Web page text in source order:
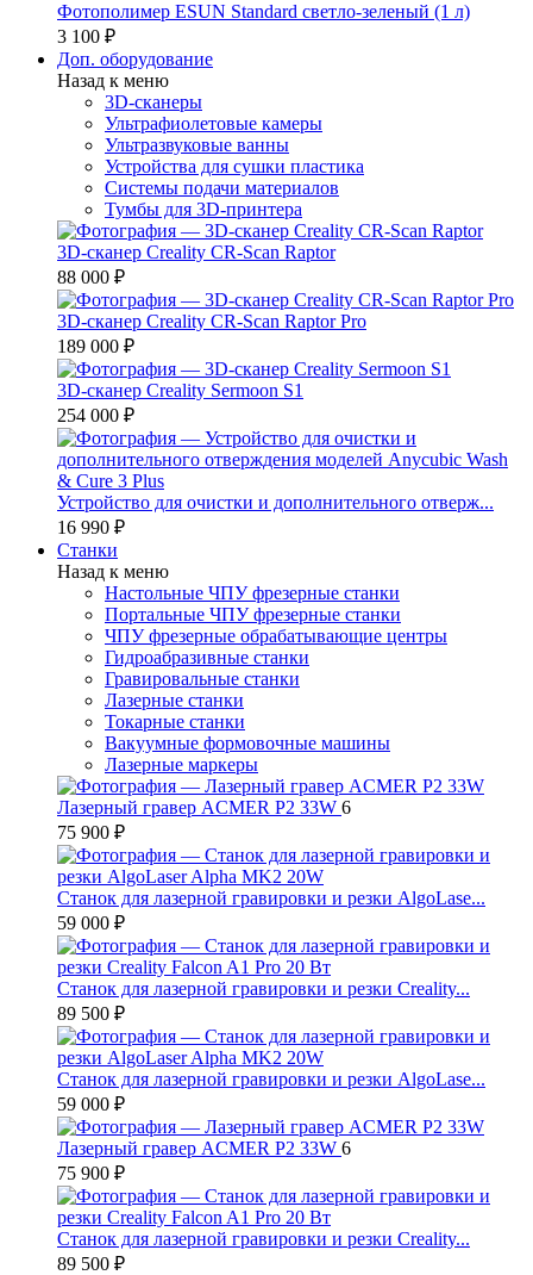
Фотополимер ESUN Standard светло-зеленый (1 л)
3 100 ₽
Доп. оборудование
Назад к меню
3D-сканеры
Ультрафиолетовые камеры
Ультразвуковые ванны
Устройства для сушки пластика
Системы подачи материалов
Тумбы для 3D-принтера
3D-сканер Creality CR-Scan Raptor
88 000 ₽
3D-сканер Creality CR-Scan Raptor Pro
189 000 ₽
3D-сканер Creality Sermoon S1
254 000 ₽
Устройство для очистки и дополнительного отверж...
16 990 ₽
Станки
Назад к меню
Настольные ЧПУ фрезерные станки
Портальные ЧПУ фрезерные станки
ЧПУ фрезерные обрабатывающие центры
Гидроабразивные станки
Гравировальные станки
Лазерные станки
Токарные станки
Вакуумные формовочные машины
Лазерные маркеры
Лазерный гравер ACMER P2 33W 6
75 900 ₽
Станок для лазерной гравировки и резки AlgoLase...
59 000 ₽
Станок для лазерной гравировки и резки Creality...
89 500 ₽
Станок для лазерной гравировки и резки AlgoLase...
59 000 ₽
Лазерный гравер ACMER P2 33W 6
75 900 ₽
Станок для лазерной гравировки и резки Creality...
89 500 ₽